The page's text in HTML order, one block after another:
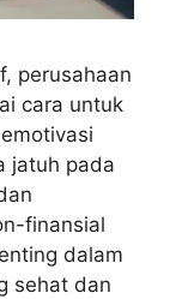
perusahaan
cara untuk
jatuh pada
finansial
dalam
sehat dan